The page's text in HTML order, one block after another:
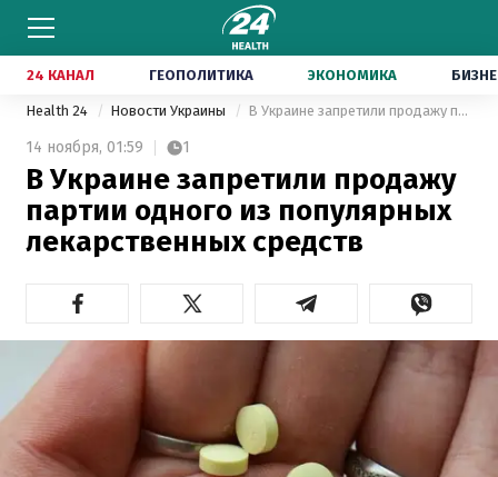
24 КАНАЛ ГЕОПОЛИТИКА ЭКОНОМИКА
Health 24 Новости Украины В Украине запретили продажу партии одного из популярных лекарственных средств
14 ноября, 01:59 1
В Украине запретили продажу
партии одного из популярных
лекарственных средств